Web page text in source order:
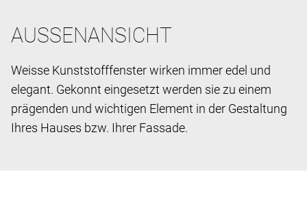
AUSSENANSICHT
Weisse Kunststofffenster wirken immer edel und
elegant. Gekonnt eingesetzt werden sie zu einem
prägenden und wichtigen Element in der Gestaltung
Ihres Hauses bzw. Ihrer Fassade.